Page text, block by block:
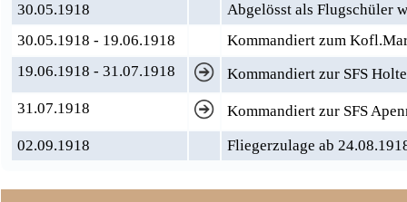
30.05.1918
Abgelösst als Flugschüler
30.05.1918 - 19.06.1918
Kommandiert zum
19.06.1918 - 31.07.1918
Kommandiert zur SFS
31.07.1918
Kommandiert zur SFS
02.09.1918
Fliegerzulage ab